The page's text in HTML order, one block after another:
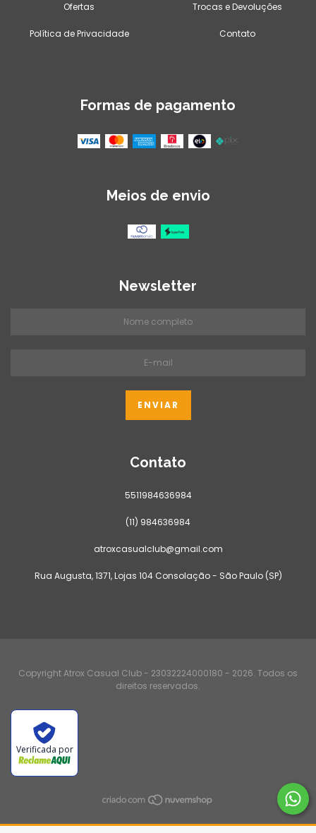
Ofertas Trocas e Devoluções
Política de Privacidade Contato
Formas de pagamento
Meios de envio
Newsletter
Contato
5511984636984
(11) 984636984
atroxcasualclub@gmail.com
Rua Augusta, 1371, Lojas 104 Consolação - São Paulo (SP)
Copyright Atrox Casual Club - 23032224000180 - 2026. Todos os
direitos reservados.
Verificada por